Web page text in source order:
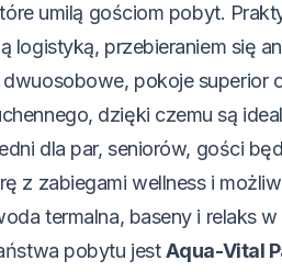
umilą gościom pobyt.
logistyką, przebieraniem się
pokoje superior
dzięki czemu są
dla par, seniorów, gości
z zabiegami wellness i
termalna, baseny i relaks w
pobytu jestAqua-Vital